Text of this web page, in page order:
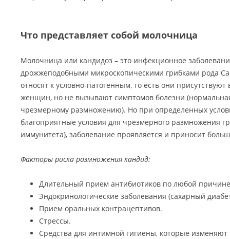
Что представляет собой молочница
Молочница или кандидоз – это инфекционное
дрожжеподобными микроскопическими грибками рода
относят к условно-патогенным, то есть они
женщин, но не вызывают симптомов болезни
чрезмерному размножению). Но при определенных
благоприятные условия для чрезмерного размножения
иммунитета), заболевание проявляется и приносит
Факторы риска размножения кандид:
Длительный прием антибиотиков по любой
Эндокринологические заболевания (сахарный
Прием оральных контрацептивов.
Стрессы.
Средства для интимной гигиены, которые изменяют